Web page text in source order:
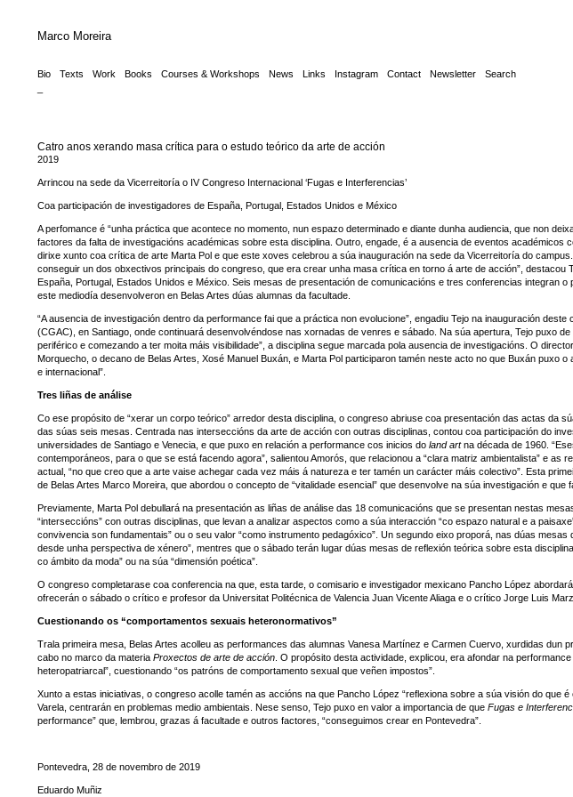
Marco Moreira
Bio Texts Work Books Courses & Workshops News Links Instagram Contact Newsletter
Search
Catro anos xerando masa crítica para o estudo teórico da arte de acción
2019
Arrincou na sede da Vicerreitoría o IV Congreso Internacional ‘Fugas e Interferencias’
Coa participación de investigadores de España, Portugal, Estados Unidos e México
A perfomance é “unha práctica que acontece no momento, nun espazo determinado e diante dunha audiencia, que non
factores da falta de investigacións académicas sobre esta disciplina. Outro, engade, é a ausencia de eventos académicos
dirixe xunto coa crítica de arte Marta Pol e que este xoves celebrou a súa inauguración na sede da Vicerreitoría do
conseguir un dos obxectivos principais do congreso, que era crear unha masa crítica en torno á arte de acción”,
España, Portugal, Estados Unidos e México. Seis mesas de presentación de comunicacións e tres conferencias integran
este mediodía desenvolveron en Belas Artes dúas alumnas da facultade.
“A ausencia de investigación dentro da performance fai que a práctica non evolucione”, engadiu Tejo na inauguración
(CGAC), en Santiago, onde continuará desenvolvéndose nas xornadas de venres e sábado. Na súa apertura, Tejo puxo
periférico e comezando a ter moita máis visibilidade”, a disciplina segue marcada pola ausencia de investigacións. O
Morquecho, o decano de Belas Artes, Xosé Manuel Buxán, e Marta Pol participaron tamén neste acto no que Buxán puxo o
e internacional”.
Tres liñas de análise
Co ese propósito de “xerar un corpo teórico” arredor desta disciplina, o congreso abriuse coa presentación das actas da
das súas seis mesas. Centrada nas interseccións da arte de acción con outras disciplinas, contou coa participación do
universidades de Santiago e Venecia, e que puxo en relación a performance cos inicios do land artna década de 1960.
contemporáneos, para o que se está facendo agora”, salientou Amorós, que relacionou a “clara matriz ambientalista” e
actual, “no que creo que a arte vaise achegar cada vez máis á natureza e ter tamén un carácter máis colectivo”. Esta
de Belas Artes Marco Moreira, que abordou o concepto de “vitalidade esencial” que desenvolve na súa investigación e que
Previamente, Marta Pol debullará na presentación as liñas de análise das 18 comunicacións que se presentan nestas
“interseccións” con outras disciplinas, que levan a analizar aspectos como a súa interacción “co espazo natural e a
convivencia son fundamentais” ou o seu valor “como instrumento pedagóxico”. Un segundo eixo proporá, nas dúas
desde unha perspectiva de xénero”, mentres que o sábado terán lugar dúas mesas de reflexión teórica sobre esta
co ámbito da moda” ou na súa “dimensión poética”.
O congreso completarase coa conferencia na que, esta tarde, o comisario e investigador mexicano Pancho López
ofrecerán o sábado o crítico e profesor da Universitat Politécnica de Valencia Juan Vicente Aliaga e o crítico Jorge Luis
Cuestionando os “comportamentos sexuais heteronormativos”
Trala primeira mesa, Belas Artes acolleu as performances das alumnas Vanesa Martínez e Carmen Cuervo, xurdidas dun
cabo no marco da materia Proxectos de arte de acción . O propósito desta actividade, explicou, era afondar na
heteropatriarcal”, cuestionando “os patróns de comportamento sexual que veñen impostos”.
Xunto a estas iniciativas, o congreso acolle tamén as accións na que Pancho López “reflexiona sobre a súa visión do que
Varela, centrarán en problemas medio ambientais. Nese senso, Tejo puxo en valor a importancia de que Fugas e
performance” que, lembrou, grazas á facultade e outros factores, “conseguimos crear en Pontevedra”.
Pontevedra, 28 de novembro de 2019
Eduardo Muñiz